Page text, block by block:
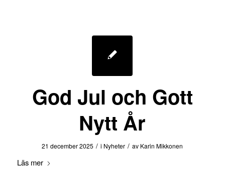
God Jul och Gott
Nytt År
21 december 2025 / i Nyheter / av Karin Mikkonen
Läs mer